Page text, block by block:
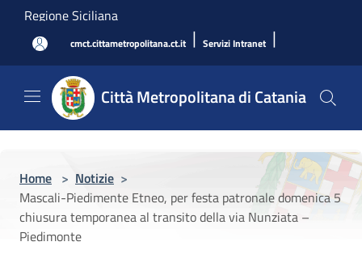
Salta al contenuto principale
Regione Siciliana
cmct.cittametropolitana.ct.it | Servizi Intranet |
Città Metropolitana di Catania
Home > Notizie >
Mascali-Piedimente Etneo, per festa patronale domenica 5
chiusura temporanea al transito della via Nunziata –
Piedimonte